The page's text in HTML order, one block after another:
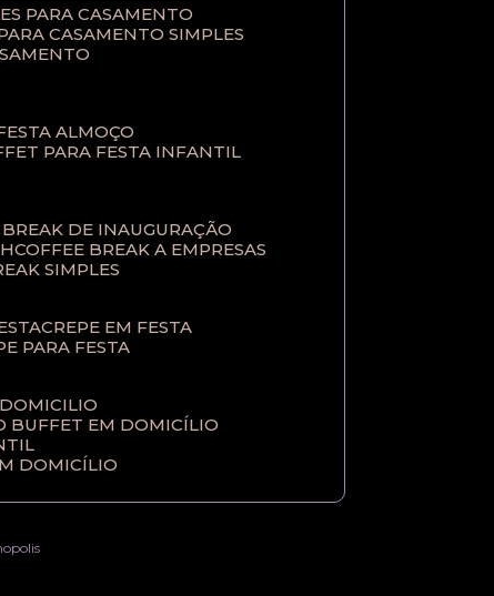
PARA CASAMENTO
PARA CASAMENTO SIMPLES
ALMOÇO
PARA FESTA INFANTIL
BREAK DE INAUGURAÇÃO
COFFEE BREAK A EMPRESAS
SIMPLES
CREPE EM FESTA
PARA FESTA
DOMICILIO
BUFFET EM DOMICÍLIO
DOMICÍLIO